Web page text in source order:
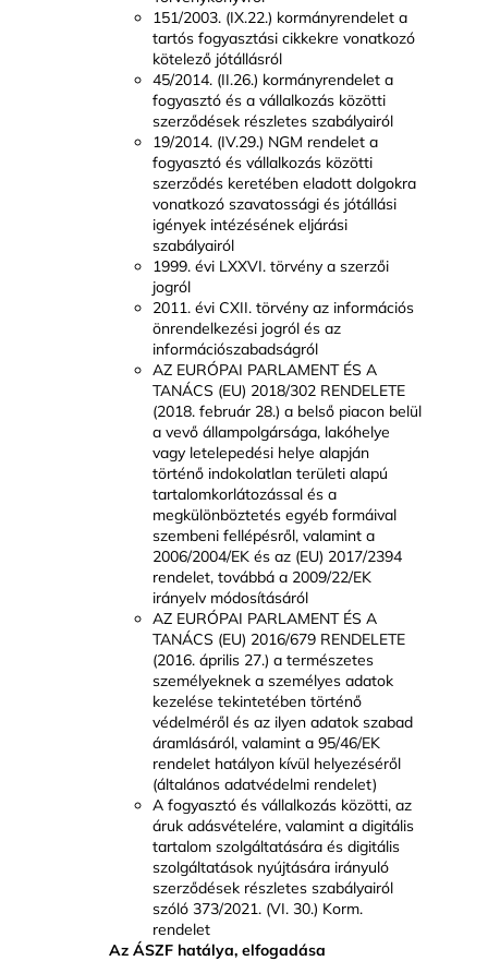
151/2003. (IX.22.) kormányrendelet a
tartós fogyasztási cikkekre vonatkozó
kötelező jótállásról
45/2014. (II.26.) kormányrendelet a
fogyasztó és a vállalkozás közötti
szerződések részletes szabályairól
19/2014. (IV.29.) NGM rendelet a
fogyasztó és vállalkozás közötti
szerződés keretében eladott dolgokra
vonatkozó szavatossági és jótállási
igények intézésének eljárási
szabályairól
1999. évi LXXVI. törvény a szerzői
jogról
2011. évi CXII. törvény az információs
önrendelkezési jogról és az
információszabadságról
AZ EURÓPAI PARLAMENT ÉS A
TANÁCS (EU) 2018/302 RENDELETE
(2018. február 28.) a belső piacon belül
a vevő állampolgársága, lakóhelye
vagy letelepedési helye alapján
történő indokolatlan területi alapú
tartalomkorlátozással és a
megkülönböztetés egyéb formáival
szembeni fellépésről, valamint a
2006/2004/EK és az (EU) 2017/2394
rendelet, továbbá a 2009/22/EK
irányelv módosításáról
AZ EURÓPAI PARLAMENT ÉS A
TANÁCS (EU) 2016/679 RENDELETE
(2016. április 27.) a természetes
személyeknek a személyes adatok
kezelése tekintetében történő
védelméről és az ilyen adatok szabad
áramlásáról, valamint a 95/46/EK
rendelet hatályon kívül helyezéséről
(általános adatvédelmi rendelet)
A fogyasztó és vállalkozás közötti, az
áruk adásvételére, valamint a digitális
tartalom szolgáltatására és digitális
szolgáltatások nyújtására irányuló
szerződések részletes szabályairól
szóló 373/2021. (VI. 30.) Korm.
rendelet
Az ÁSZF hatálya, elfogadása